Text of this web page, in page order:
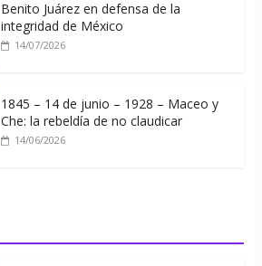
Benito Juárez en defensa de la
integridad de México
14/07/2026
1845 – 14 de junio – 1928 – Maceo y
Che: la rebeldía de no claudicar
14/06/2026